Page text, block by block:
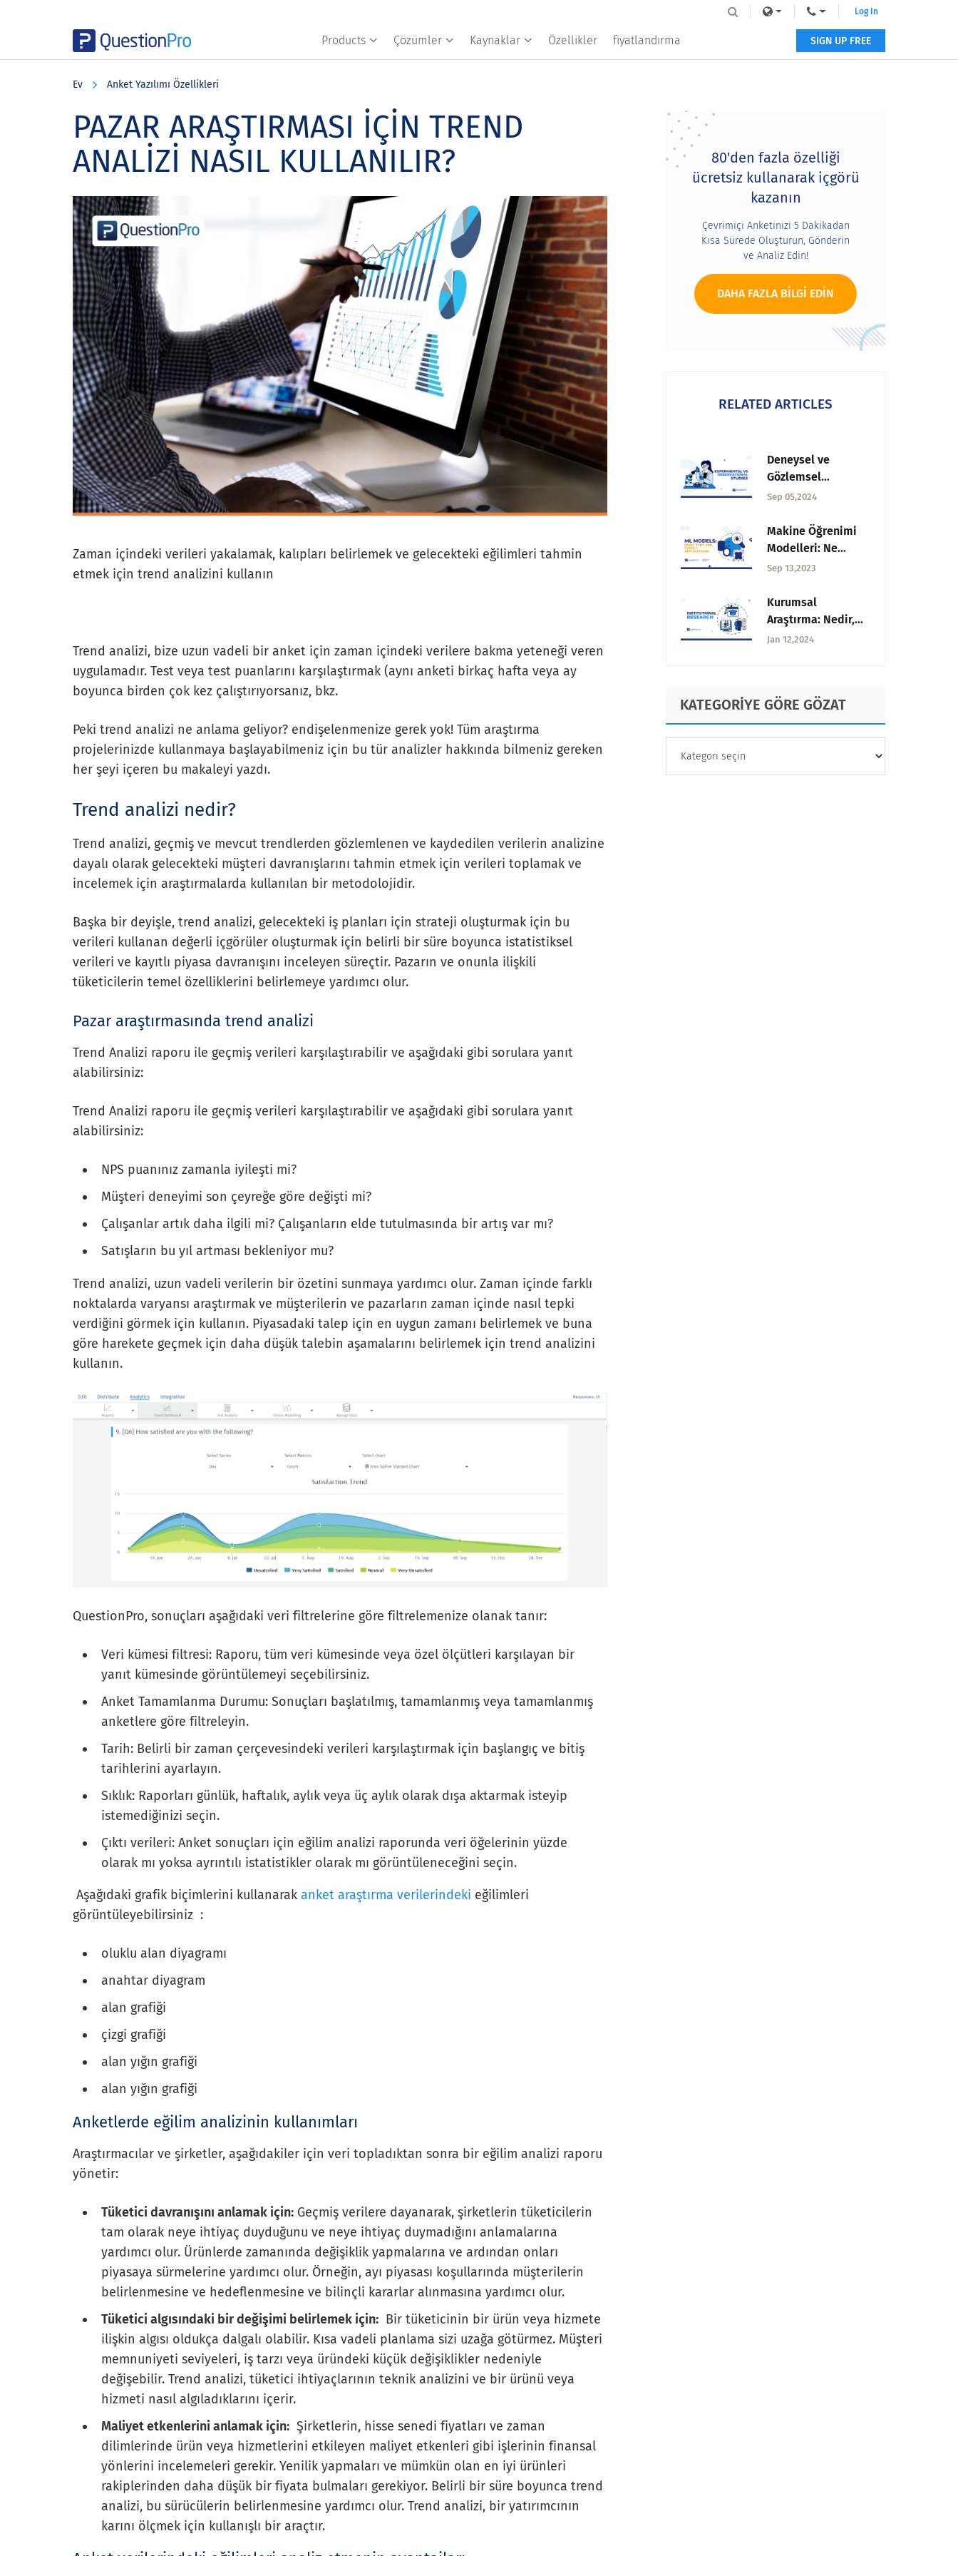
Products Çözümler Kaynaklar Özellikler fiyatlandırma
Log In
SIGN UP FREE
Ev Anket Yazılımı Özellikleri
PAZAR ARAŞTIRMASI İÇİN TREND
ANALİZİ NASIL KULLANILIR?
Zaman içindeki verileri yakalamak, kalıpları belirlemek ve gelecekteki eğilimleri tahmin
etmek için trend analizini kullanın
Trend analizi, bize uzun vadeli bir anket için zaman içindeki verilere bakma yeteneği veren
uygulamadır. Test veya test puanlarını karşılaştırmak (aynı anketi birkaç hafta veya ay
boyunca birden çok kez çalıştırıyorsanız, bkz.
Peki trend analizi ne anlama geliyor? endişelenmenize gerek yok! Tüm araştırma
projelerinizde kullanmaya başlayabilmeniz için bu tür analizler hakkında bilmeniz gereken
her şeyi içeren bu makaleyi yazdı.
Trend analizi nedir?
Trend analizi, geçmiş ve mevcut trendlerden gözlemlenen ve kaydedilen verilerin analizine
dayalı olarak gelecekteki müşteri davranışlarını tahmin etmek için verileri toplamak ve
incelemek için araştırmalarda kullanılan bir metodolojidir.
Başka bir deyişle, trend analizi, gelecekteki iş planları için strateji oluşturmak için bu
verileri kullanan değerli içgörüler oluşturmak için belirli bir süre boyunca istatistiksel
verileri ve kayıtlı piyasa davranışını inceleyen süreçtir. Pazarın ve onunla ilişkili
tüketicilerin temel özelliklerini belirlemeye yardımcı olur.
Pazar araştırmasında trend analizi
Trend Analizi raporu ile geçmiş verileri karşılaştırabilir ve aşağıdaki gibi sorulara yanıt
alabilirsiniz:
Trend Analizi raporu ile geçmiş verileri karşılaştırabilir ve aşağıdaki gibi sorulara yanıt
alabilirsiniz:
NPS puanınız zamanla iyileşti mi?
Müşteri deneyimi son çeyreğe göre değişti mi?
Çalışanlar artık daha ilgili mi? Çalışanların elde tutulmasında bir artış var mı?
Satışların bu yıl artması bekleniyor mu?
Trend analizi, uzun vadeli verilerin bir özetini sunmaya yardımcı olur. Zaman içinde farklı
noktalarda varyansı araştırmak ve müşterilerin ve pazarların zaman içinde nasıl tepki
verdiğini görmek için kullanın. Piyasadaki talep için en uygun zamanı belirlemek ve buna
göre harekete geçmek için daha düşük talebin aşamalarını belirlemek için trend analizini
kullanın.
QuestionPro, sonuçları aşağıdaki veri filtrelerine göre filtrelemenize olanak tanır:
Veri kümesi filtresi: Raporu, tüm veri kümesinde veya özel ölçütleri karşılayan bir
yanıt kümesinde görüntülemeyi seçebilirsiniz.
Anket Tamamlanma Durumu: Sonuçları başlatılmış, tamamlanmış veya tamamlanmış
anketlere göre filtreleyin.
Tarih: Belirli bir zaman çerçevesindeki verileri karşılaştırmak için başlangıç ​​ve bitiş
tarihlerini ayarlayın.
Sıklık: Raporları günlük, haftalık, aylık veya üç aylık olarak dışa aktarmak isteyip
istemediğinizi seçin.
Çıktı verileri: Anket sonuçları için eğilim analizi raporunda veri öğelerinin yüzde
olarak mı yoksa ayrıntılı istatistikler olarak mı görüntüleneceğini seçin.
Aşağıdaki grafik biçimlerini kullanarak anket araştırma verilerindeki eğilimleri
görüntüleyebilirsiniz :
oluklu alan diyagramı
anahtar diyagram
alan grafiği
çizgi grafiği
alan yığın grafiği
alan yığın grafiği
Anketlerde eğilim analizinin kullanımları
Araştırmacılar ve şirketler, aşağıdakiler için veri topladıktan sonra bir eğilim analizi raporu
yönetir:
Tüketici davranışını anlamak için: Geçmiş verilere dayanarak, şirketlerin tüketicilerin
tam olarak neye ihtiyaç duyduğunu ve neye ihtiyaç duymadığını anlamalarına
yardımcı olur. Ürünlerde zamanında değişiklik yapmalarına ve ardından onları
piyasaya sürmelerine yardımcı olur. Örneğin, ayı piyasası koşullarında müşterilerin
belirlenmesine ve hedeflenmesine ve bilinçli kararlar alınmasına yardımcı olur.
Tüketici algısındaki bir değişimi belirlemek için: Bir tüketicinin bir ürün veya hizmete
ilişkin algısı oldukça dalgalı olabilir. Kısa vadeli planlama sizi uzağa götürmez. Müşteri
memnuniyeti seviyeleri, iş tarzı veya üründeki küçük değişiklikler nedeniyle
değişebilir. Trend analizi, tüketici ihtiyaçlarının teknik analizini ve bir ürünü veya
hizmeti nasıl algıladıklarını içerir.
Maliyet etkenlerini anlamak için: Şirketlerin, hisse senedi fiyatları ve zaman
dilimlerinde ürün veya hizmetlerini etkileyen maliyet etkenleri gibi işlerinin finansal
yönlerini incelemeleri gerekir. Yenilik yapmaları ve mümkün olan en iyi ürünleri
rakiplerinden daha düşük bir fiyata bulmaları gerekiyor. Belirli bir süre boyunca trend
analizi, bu sürücülerin belirlenmesine yardımcı olur. Trend analizi, bir yatırımcının
karını ölçmek için kullanışlı bir araçtır.
Primary
Sidebar80'den fazla özelliği
ücretsiz kullanarak içgörü
kazanın
Çevrimiçi Anketinizi 5 Dakikadan
Kısa Sürede Oluşturun, Gönderin
ve Analiz Edin!
DAHA FAZLA BILGI EDIN
RELATED ARTICLES
Deneysel ve
Gözlemsel
Çalışmalar:
Örnekler
Sep 05,2024
Makine Öğrenimi
Modelleri: Ne
Oldukları, Türleri +
Sep 13,2023
Kurumsal
Araştırma: Nedir,
Faaliyetler ve
Jan 12,2024
KATEGORİYE GÖRE GÖZAT
GÖRE
GÖZAT